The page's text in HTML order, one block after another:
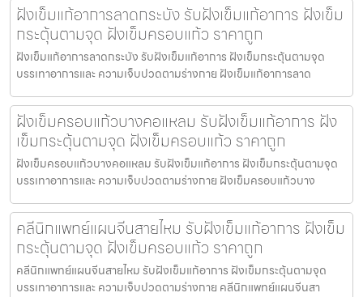
ฝังเข็มแก้อาการลาดกระบัง รับฝังเข็มแก้อาการ ฝังเข็ม
กระตุ้นตามจุด ฝังเข็มครอบแก้ว ราคาถูก
ฝังเข็มแก้อาการลาดกระบัง รับฝังเข็มแก้อาการ ฝังเข็มกระตุ้นตามจุด
บรรเทาอาการและ ความเจ็บปวดตามร่างกาย ฝังเข็มแก้อาการลาด
ฝังเข็มครอบแก้วบางคอแหลม รับฝังเข็มแก้อาการ ฝัง
เข็มกระตุ้นตามจุด ฝังเข็มครอบแก้ว ราคาถูก
ฝังเข็มครอบแก้วบางคอแหลม รับฝังเข็มแก้อาการ ฝังเข็มกระตุ้นตามจุด
บรรเทาอาการและ ความเจ็บปวดตามร่างกาย ฝังเข็มครอบแก้วบาง
คลีนิกแพทย์แผนจีนสายไหม รับฝังเข็มแก้อาการ ฝังเข็ม
กระตุ้นตามจุด ฝังเข็มครอบแก้ว ราคาถูก
คลีนิกแพทย์แผนจีนสายไหม รับฝังเข็มแก้อาการ ฝังเข็มกระตุ้นตามจุด
บรรเทาอาการและ ความเจ็บปวดตามร่างกาย คลีนิกแพทย์แผนจีนสา